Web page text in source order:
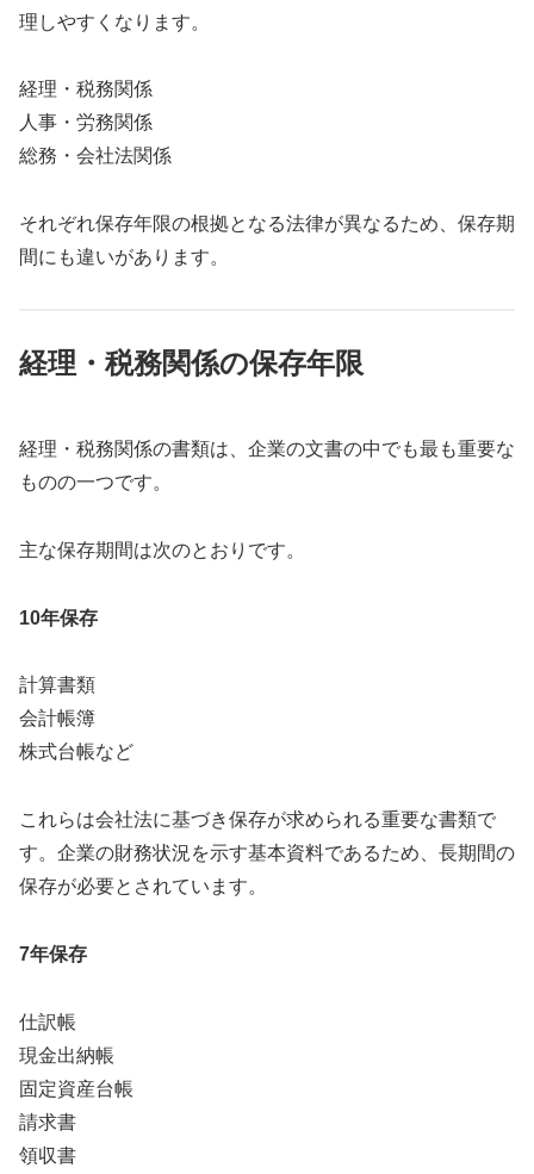
理しやすくなります。
経理・税務関係
人事・労務関係
総務・会社法関係
それぞれ保存年限の根拠となる法律が異なるため、保存期
間にも違いがあります。
経理・税務関係の保存年限
経理・税務関係の書類は、企業の文書の中でも最も重要な
ものの一つです。
主な保存期間は次のとおりです。
10年保存
計算書類
会計帳簿
株式台帳など
これらは会社法に基づき保存が求められる重要な書類で
す。企業の財務状況を示す基本資料であるため、長期間の
保存が必要とされています。
7年保存
仕訳帳
現金出納帳
固定資産台帳
請求書
領収書